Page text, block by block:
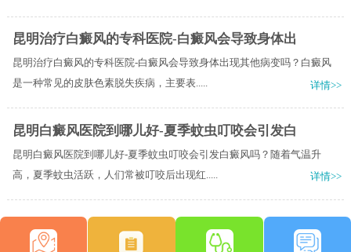
昆明治疗白癜风的专科医院-白癜风会导致身体出
昆明治疗白癜风的专科医院-白癜风会导致身体出现其他病变吗？白癜风
是一种常见的皮肤色素脱失疾病，主要表.....
详情>>
昆明白癜风医院到哪儿好-夏季蚊虫叮咬会引发白
昆明白癜风医院到哪儿好-夏季蚊虫叮咬会引发白癜风吗？随着气温升
高，夏季蚊虫活跃，人们常被叮咬后出现红.....
详情>>